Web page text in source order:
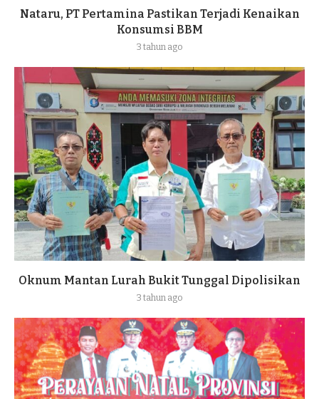
Nataru, PT Pertamina Pastikan Terjadi Kenaikan
Konsumsi BBM
3 tahun ago
Oknum Mantan Lurah Bukit Tunggal Dipolisikan
3 tahun ago